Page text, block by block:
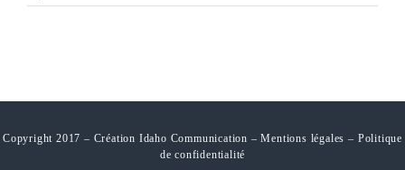
Copyright 2017 – Création Idaho Communication –Mentions légales – Politique
de confidentialité